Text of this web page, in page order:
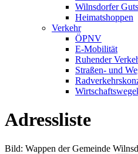
Wilnsdorfer
Heimatshoppen
Verkehr
ÖPNV
E-Mobilität
Ruhender
Straßen- und
Adressliste
Bild: Wappen der Gemeinde